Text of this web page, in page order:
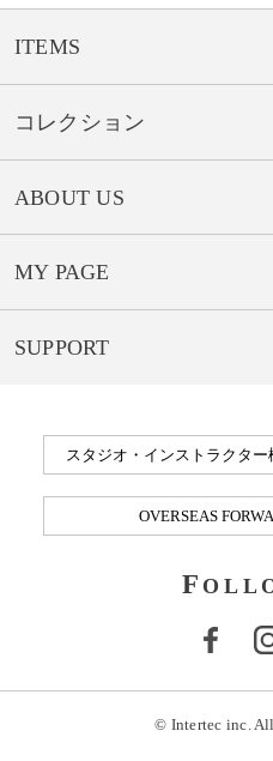
ITEMS
コレクション
ABOUT US
MY PAGE
SUPPORT
スタジオ・インストラクタ
OVERSEAS
F
© Intertec inc.